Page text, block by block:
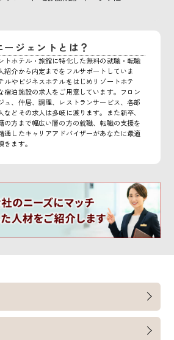
ジェントとは？
トホテル・旅館に特化した無料の就職・転職
紹介から内定までをフルサポートしていま
ルやビジネスホテルをはじめリゾートホテ
宿泊施設の求人をご用意しています。フロン
ュ、仲居、調理、レストランサービス、各部
どその求人は多岐に渡ります。また新卒、
の方まで幅広い層の方の就職、転職の支援を
通したキャリアアドバイザーがあなたに最適
ます。